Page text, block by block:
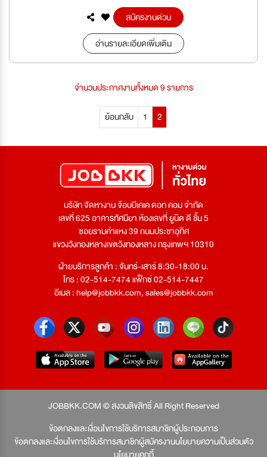
สมัครงานด่วน
อ่านรายละเอียดเพิ่มเติม
จำนวนประกาศงานทั้งหมด 9 รายการ
ย้อนกลับ 1 2
บริษัท จัดหางาน จ๊อบบีเคเค ดอท คอม จำกัด
เลขที่ 625 อาคารทัศนียา ห้องเลขที่ ยูนิต ดี ชั้น 5
ซอยรามคำแหง 39 ถนนประชาอุทิศ
แขวงวังทองหลางเขตวังทองหลาง กรุงเทพฯ 10310
ฝ่ายบริการลูกค้า : จันทร์-เสาร์ 8:30-18:00 น.
โทร : 02-514-7474 แฟ็กซ์ 02-514-7447
อีเมล :help@jobbkk.com,sales@jobbkk.com
JOBBKK.COM © สงวนลิขสิทธิ์ All Right Reserved
ข้อตกลงและเงื่อนไขการใช้บริการสมาชิกผู้ประกอบการ
ข้อตกลงและเงื่อนไขการใช้บริการสมาชิกผู้สมัครงานนโยบายความเป็นส่วนตัว